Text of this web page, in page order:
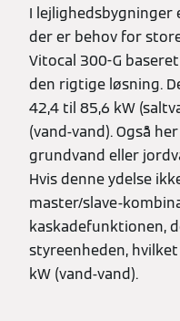
I lejlighedsbygninger
der er behov for
Vitocal 300-G
den rigtige løsning.
42,4 til 85,6 kW
(vand-vand). Også
grundvand eller
Hvis denne ydelse
master/slave-
kaskadefunktionen,
styreenheden,
kW (vand-vand).